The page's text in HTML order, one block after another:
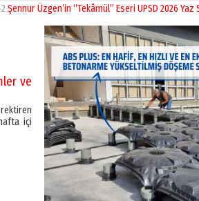
Üzgen’in “Tekâmül” Eseri UPSD 2026 Yaz
ve
içi